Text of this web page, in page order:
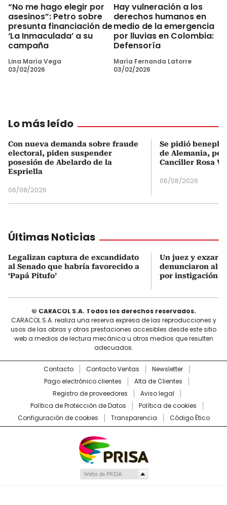
“No me hago elegir por
asesinos”: Petro sobre
presunta financiación de
‘La Inmaculada’ a su
campaña
Lina María Vega
03/02/2026
Hay vulneración a los
derechos humanos en
medio de la emergencia
por lluvias en Colombia:
Defensoría
María Fernanda Latorre
03/02/2026
Lo más leído
Con nueva demanda sobre fraude
electoral, piden suspender
posesión de Abelardo de la
Espriella
06/08/2026
Se pidió
de Alemania,
Canciller Rosa
06/08/2026
Últimas Noticias
Legalizan captura de excandidato
al Senado que habría favorecido a
‘Papá Pitufo’
Un juez y exzar
denunciaron al
por instigación
© CARACOL S.A. Todos los derechos reservados.
CARACOL S.A. realiza una reserva expresa de las reproducciones y
usos de las obras y otras prestaciones accesibles desde este sitio
web a medios de lectura mecánica u otros medios que resulten
adecuados.
Contacto Contacto Ventas
Newsletter
Pago electrónico clientes
Alta de Clientes
Registro de proveedores
Aviso legal
Política de Protección de Datos
Política de cookies
Configuración de cookies
Transparencia Código Ético